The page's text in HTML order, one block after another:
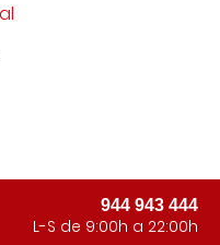
944 943 444
L-S de 9:00h a 22:00h